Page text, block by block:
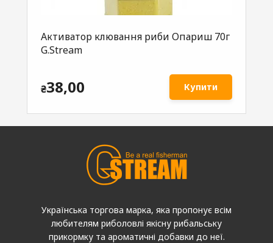
Активатор клювання риби Опариш 70г
G.Stream
₴38,00 Купити
Українська торгова марка, яка пропонує всім
любителям риболовлі якісну рибальську
прикормку та ароматичні добавки до неї.